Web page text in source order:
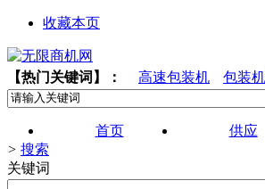
收藏本页
【热门关键词】： 高速包装机 包装
首页 供应
> 搜索
关键词